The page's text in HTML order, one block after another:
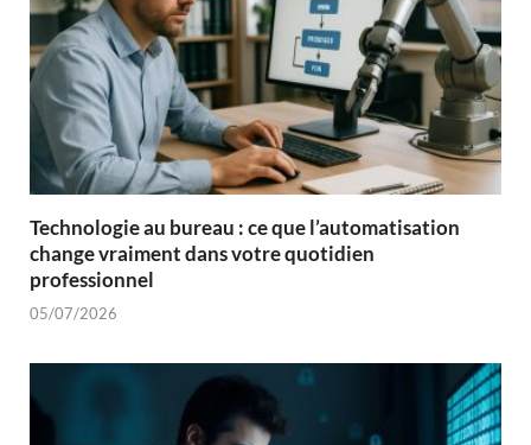
Technologie au bureau : ce que l’automatisation
change vraiment dans votre quotidien
professionnel
05/07/2026